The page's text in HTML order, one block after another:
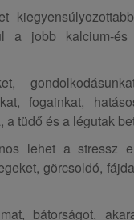
a jobb kalcium-és
fogainkat,
a tüdő és a légutak
lehet a stressz
görcsoldó,
bátorságot,